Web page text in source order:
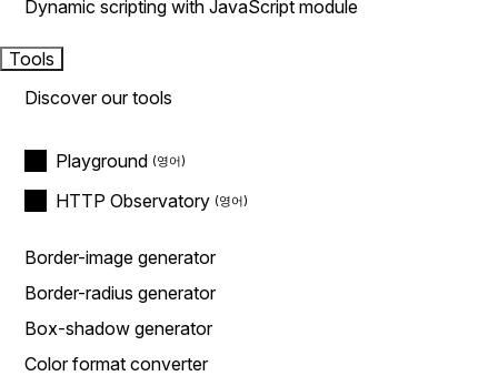
Dynamic scripting with JavaScript module
Tools
Discover our tools
Playground
HTTP Observatory
Border-image generator
Border-radius generator
Box-shadow generator
Color format converter